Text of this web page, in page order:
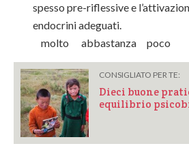
spesso pre-riflessive e
endocrini adeguati.
molto abbastanza poco
CONSIGLIATO PER TE:
Dieci buone
equilibrio